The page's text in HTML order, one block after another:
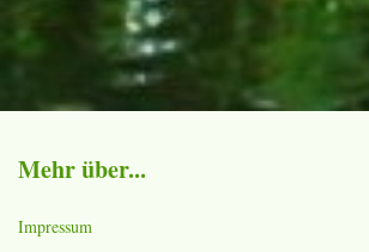
Mehr über...
Impressum